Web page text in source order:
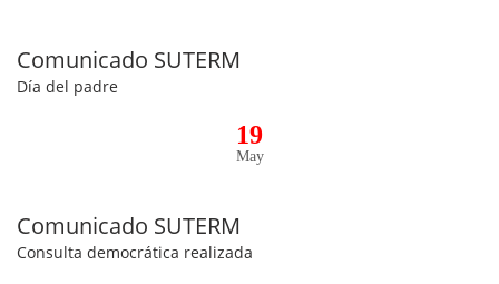
Comunicado SUTERM
Día del padre
19
May
Comunicado SUTERM
Consulta democrática realizada